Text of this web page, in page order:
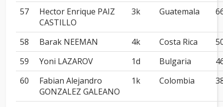
57
Hector Enrique PAIZ
CASTILLO
3k Guatemala
58 Barak NEEMAN 4k Costa Rica
59
Yoni LAZAROV 1d Bulgaria
60
Fabian Alejandro
GONZALEZ GALEANO
1k Colombia